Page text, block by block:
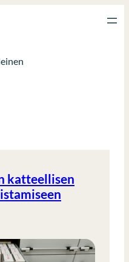
katteellisen